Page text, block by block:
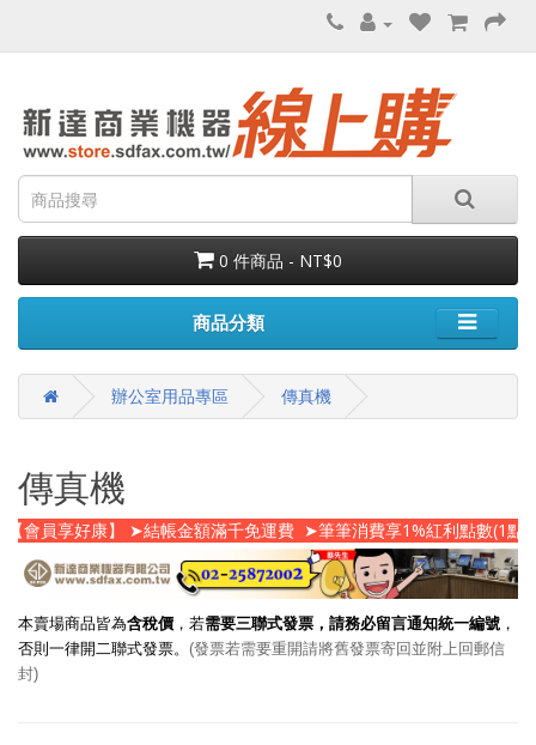
0 件商品 - NT$0
商品分類
辦公室用品專區 傳真機
傳真機
會員享好康】 ➤結帳金額滿千免運費 ➤筆筆消費享1%紅利點數(1點
本賣場商品皆為含稅價 ，若需要三聯式發票，請務必留言通知統一編號 ，
否則一律開二聯式發票。 (發票若需要重開請將舊發票寄回並附上回郵信
封)